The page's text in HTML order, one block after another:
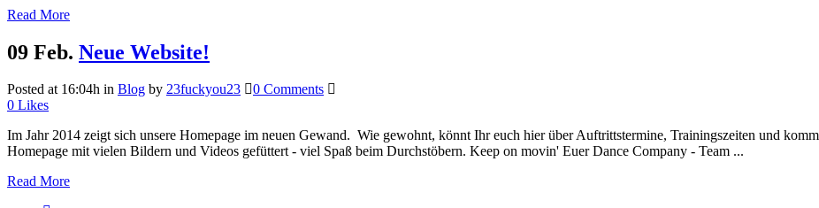
Read More
09 Feb. Neue Website!
Posted at 16:04h in Blog by 23fuckyou23
0 Comments
0 Likes
Im Jahr 2014 zeigt sich unsere Homepage im neuen Gewand. Wie gewohnt, könnt Ihr euch hier über Auftrittstermine, Trainingszeiten und
Homepage mit vielen Bildern und Videos gefüttert - viel Spaß beim Durchstöbern. Keep on movin' Euer Dance Company - Team ...
Read More